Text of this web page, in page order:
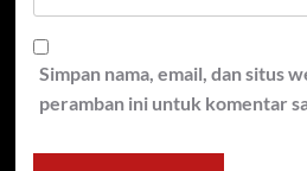
Simpan nama, email, dan situs
peramban ini untuk komentar